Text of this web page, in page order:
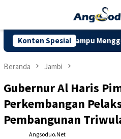
Konten Spesial
Mampu Menggerakkan
Beranda Jambi
Gubernur Al Haris
Perkembangan
Pembangunan
Angsoduo.net